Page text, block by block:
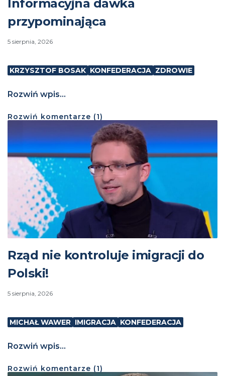
Informacyjna dawka
przypominająca
5 sierpnia, 2026
KRZYSZTOF BOSAK KONFEDERACJA ZDROWIE
Rozwiń wpis...
Rozwiń komentarze (1)
Rząd nie kontroluje imigracji do
Polski!
5 sierpnia, 2026
MICHAŁ WAWER IMIGRACJA KONFEDERACJA
Rozwiń wpis...
Rozwiń komentarze (1)